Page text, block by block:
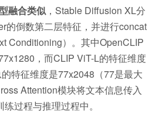
融合类似 ，Stable Diffusion XL分
的倒数第二层特征，并进行concat
Conditioning）。其中OpenCLIP
，而CLIP ViT-L的特征维度
特征维度是77x2048（77是最大
Attention模块将文本信息传入
过程与推理过程中。